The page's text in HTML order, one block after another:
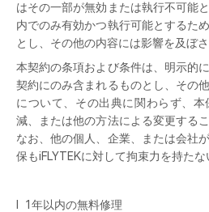
はその一部が無効または執行不可能
内でのみ有効かつ執行可能とするた
とし、その他の内容には影響を及ぼ
本契約の条項および条件は、明示的
契約にのみ含まれるものとし、その
について、その出典に関わらず、
減、または他の方法による変更する
なお、他の個人、企業、または会社
保もiFLYTEKに対して拘束力を持たな
I 1年以内の無料修理